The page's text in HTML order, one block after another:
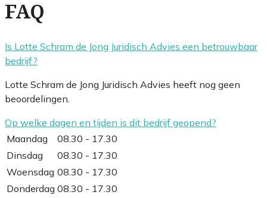
FAQ
Is Lotte Schram de Jong Juridisch Advies een betrouwbaar
bedrijf?
Lotte Schram de Jong Juridisch Advies heeft nog geen
beoordelingen.
Op welke dagen en tijden is dit bedrijf geopend?
Maandag
08.30 - 17.30
Dinsdag
08.30 - 17.30
Woensdag 08.30 - 17.30
Donderdag 08.30 - 17.30